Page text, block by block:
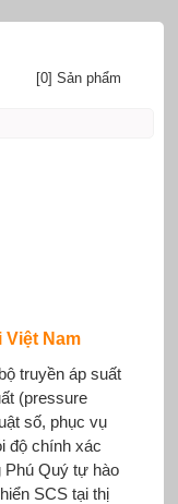
Việt Nam
truyền áp suất
(pressure
số, phục vụ
độ chính xác
Phú Quý tự hào
SCS tại thị
[0] Sản phẩm